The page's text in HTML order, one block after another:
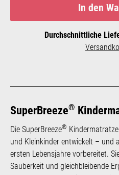
SuperBreeze®
Die SuperBreeze®
und Kleinkinder entwickelt – und
ersten Lebensjahre vorbereitet.
Sauberkeit und gleichbleibende
In den
Durchschnittliche